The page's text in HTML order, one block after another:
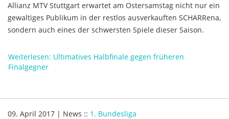
Allianz MTV Stuttgart erwartet am Ostersamstag nicht nur ein
gewaltiges Publikum in der restlos ausverkauften SCHARRena,
sondern auch eines der schwersten Spiele dieser Saison.
Weiterlesen: Ultimatives Halbfinale gegen früheren
Finalgegner
09. April 2017 | News :: 1. Bundesliga